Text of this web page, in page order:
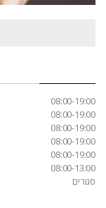
08:00-19:00
08:00-19:00
08:00-19:00
08:00-19:00
08:00-19:00
08:00-13:00
סגורים